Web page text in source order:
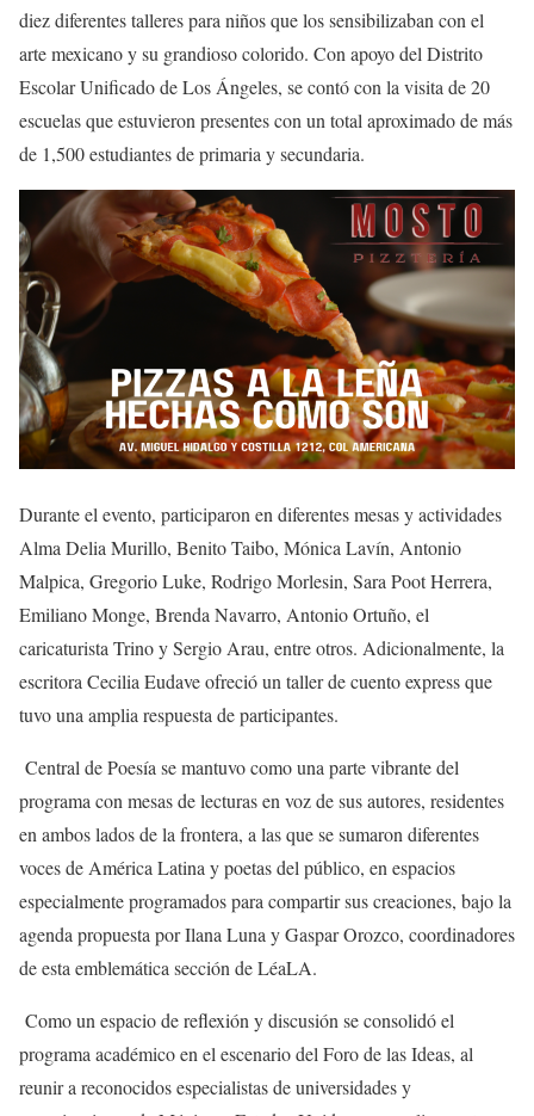
diez diferentes talleres para niños que los sensibilizaban con el
arte mexicano y su grandioso colorido. Con apoyo del Distrito
Escolar Unificado de Los Ángeles, se contó con la visita de 20
escuelas que estuvieron presentes con un total aproximado de más
de 1,500 estudiantes de primaria y secundaria.
Durante el evento, participaron en diferentes mesas y actividades
Alma Delia Murillo, Benito Taibo, Mónica Lavín, Antonio
Malpica, Gregorio Luke, Rodrigo Morlesin, Sara Poot Herrera,
Emiliano Monge, Brenda Navarro, Antonio Ortuño, el
caricaturista Trino y Sergio Arau, entre otros. Adicionalmente, la
escritora Cecilia Eudave ofreció un taller de cuento express que
tuvo una amplia respuesta de participantes.
Central de Poesía se mantuvo como una parte vibrante del
programa con mesas de lecturas en voz de sus autores, residentes
en ambos lados de la frontera, a las que se sumaron diferentes
voces de América Latina y poetas del público, en espacios
especialmente programados para compartir sus creaciones, bajo la
agenda propuesta por Ilana Luna y Gaspar Orozco, coordinadores
de esta emblemática sección de LéaLA.
Como un espacio de reflexión y discusión se consolidó el
programa académico en el escenario del Foro de las Ideas, al
reunir a reconocidos especialistas de universidades y